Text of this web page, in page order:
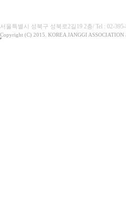
서울특별시 성북구 성북로2길19 2층/ Tel : 02-
Copyright (C) 2015. KOREA JANGGI ASSOCIATION